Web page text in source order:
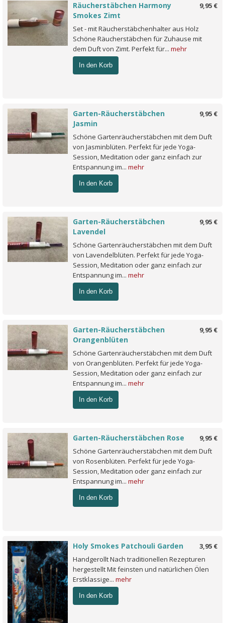
9,95 €
Räucherstäbchen Harmony
Smokes Zimt
Set - mit Räucherstäbchenhalter aus Holz
Schöne Räucherstäbchen für Zuhause mit
dem Duft von Zimt. Perfekt für... mehr
In den Korb
9,95 €
Garten-Räucherstäbchen
Jasmin
Schöne Gartenräucherstäbchen mit dem Duft
von Jasminblüten. Perfekt für jede Yoga-
Session, Meditation oder ganz einfach zur
Entspannung im... mehr
In den Korb
9,95 €
Garten-Räucherstäbchen
Lavendel
Schöne Gartenräucherstäbchen mit dem Duft
von Lavendelblüten. Perfekt für jede Yoga-
Session, Meditation oder ganz einfach zur
Entspannung im... mehr
In den Korb
9,95 €
Garten-Räucherstäbchen
Orangenblüten
Schöne Gartenräucherstäbchen mit dem Duft
von Orangenblüten. Perfekt für jede Yoga-
Session, Meditation oder ganz einfach zur
Entspannung im... mehr
In den Korb
9,95 €
Garten-Räucherstäbchen Rose
Schöne Gartenräucherstäbchen mit dem Duft
von Rosenblüten. Perfekt für jede Yoga-
Session, Meditation oder ganz einfach zur
Entspannung im... mehr
In den Korb
3,95 €
Holy Smokes Patchouli Garden
Handgerollt Nach traditionellen Rezepturen
hergestellt Mit feinsten und natürlichen Ölen
Erstklassige... mehr
In den Korb